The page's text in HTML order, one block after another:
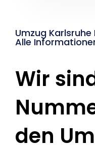
Umzug
Alle
Wir
den